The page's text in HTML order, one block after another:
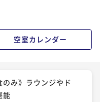
¥76,400~
2名 ¥ 72,580 ~
/鉄板懐石》炎と香
空室カレンダー
のみ》ラウンジやド
能